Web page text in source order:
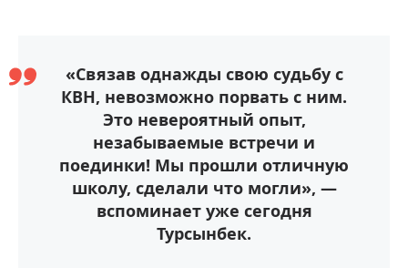
«Связав однажды свою судьбу с
КВН, невозможно порвать с ним.
Это невероятный опыт,
незабываемые встречи и
поединки! Мы прошли отличную
школу, сделали что могли», —
вспоминает уже сегодня
Турсынбек.